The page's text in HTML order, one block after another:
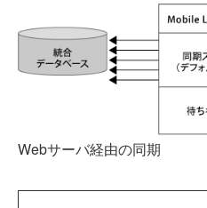
Webサーバ経由の同期